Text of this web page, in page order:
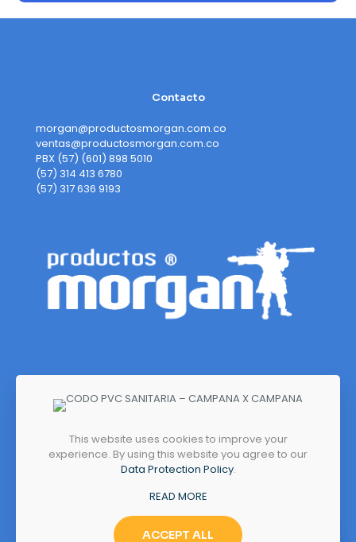
Contacto
morgan@productosmorgan.com.co
ventas@productosmorgan.com.co
PBX (57) (601) 898 5010
(57) 314 413 6780
(57) 317 636 9193
Dirección
Costado Norte (Sector Siberia)
Tenjo, Cundinamarca, Colombia
This website uses cookies to improve your
experience. By using this website you agree to our
Data Protection Policy.
READ MORE
ACCEPT ALL